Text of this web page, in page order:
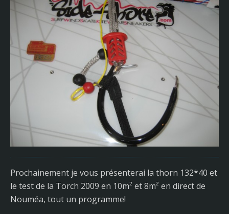
Prochainement je vous présenterai la thorn 132*40 et
le test de la Torch 2009 en 10m² et 8m² en direct de
Nouméa, tout un programme!